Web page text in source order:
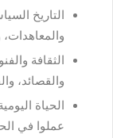
التاريخ
الثقافة
والقصائد،
الحياة
عملوا في